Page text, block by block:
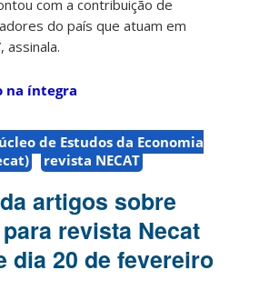
com a contribuição de
do país que atuam em
assinala.
na íntegra
de Estudos da Economia
revista NECAT
artigos sobre
revista Necat
dia 20 de fevereiro